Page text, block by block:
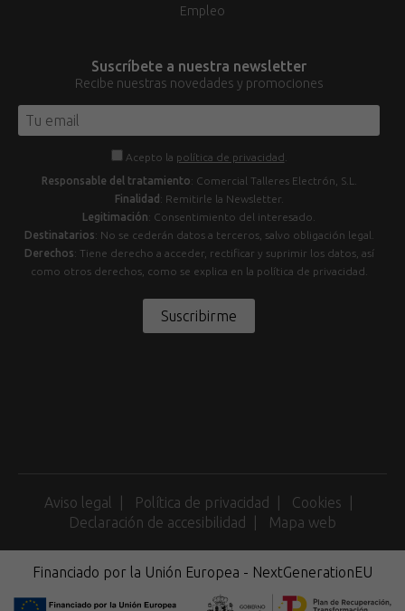
Empleo
Suscríbete a nuestra newsletter
Recibe nuestras novedades y promociones
Acepto la política de privacidad
Responsable del tratamiento: Comercial Talleres Electrón, S.L.
Finalidad : Remitirle la Newsletter.
Legitimación: Consentimiento del interesado.
Destinatarios: No se cederán datos a terceros, salvo obligación legal.
Derechos: Tiene derecho a acceder, rectificar y suprimir los datos, así
como otros derechos, como se explica en la política de privacidad.
Suscribirme
Aviso legal Política de privacidad
Cookies
Declaración de accesibilidad
Mapa web
Financiado por la Unión Europea - NextGenerationEU